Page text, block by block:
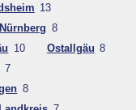
13
Nürnberg 8
10 Ostallgäu 8
7
8